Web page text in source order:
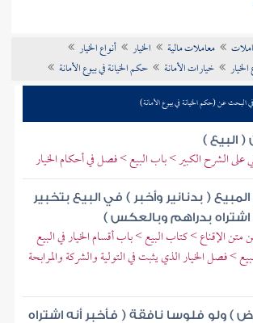
معاملات مالية الخيار
أنواع الخيار
خيارات الأمانة حكم الخيانة في بيوع الأمانة
في البحث عن (حكم الخيانة في بيوع الأمانة)
( البيع )
الشرح الكبير > باب البيع > فصل في أحكام الخيار
المبيع ( بدنانير وأخبر ) في البيع بتخبير
اشتراه بدراهم وبالعكس )
الإقناع > كتاب البيع > باب أقسام الخيار في البيع
> فصل الخيار الذي يثبت في التولية والشركة والمرابحة
) ولو فلوسا نافقة ( فأخبر أنه اشتراه